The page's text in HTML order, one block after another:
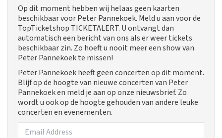
Op dit moment hebben wij helaas geen kaarten
beschikbaar voor Peter Pannekoek. Meld u aan voor de
TopTicketshop TICKETALERT. U ontvangt dan
automatisch een bericht van ons als er weer tickets
beschikbaar zin. Zo hoeft u nooit meer een show van
Peter Pannekoek te missen!
Peter Pannekoek heeft geen concerten op dit moment.
Blijf op de hoogte van nieuwe concerten van Peter
Pannekoek en meld je aan op onze nieuwsbrief. Zo
wordt u ook op de hoogte gehouden van andere leuke
concerten en evenementen.